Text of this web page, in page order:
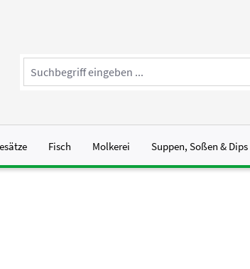
Fisch Molkerei Suppen, Soßen & Dips